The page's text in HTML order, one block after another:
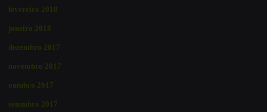
fevereiro 2018
janeiro 2018
dezembro 2017
novembro 2017
outubro 2017
setembro 2017